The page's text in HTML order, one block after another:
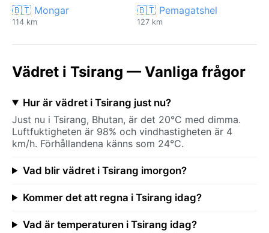
🇧🇹 Mongar
114 km
🇧🇹 Pemagatshel
127 km
Vädret i Tsirang — Vanliga frågor
Hur är vädret i Tsirang just nu?
Just nu i Tsirang, Bhutan, är det 20°C med dimma.
Luftfuktigheten är 98% och vindhastigheten är 4
km/h. Förhållandena känns som 24°C.
Vad blir vädret i Tsirang imorgon?
Kommer det att regna i Tsirang idag?
Vad är temperaturen i Tsirang idag?